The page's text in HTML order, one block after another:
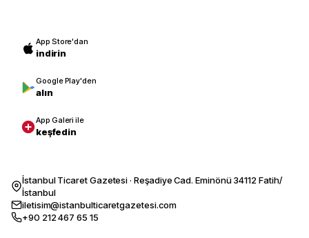
App Store'dan
indirin
Google Play'den
alın
App Galeri ile
keşfedin
İstanbul Ticaret Gazetesi · Reşadiye Cad. Eminönü 34112 Fatih/
İstanbul
iletisim@istanbulticaretgazetesi.com
+90 212 467 65 15